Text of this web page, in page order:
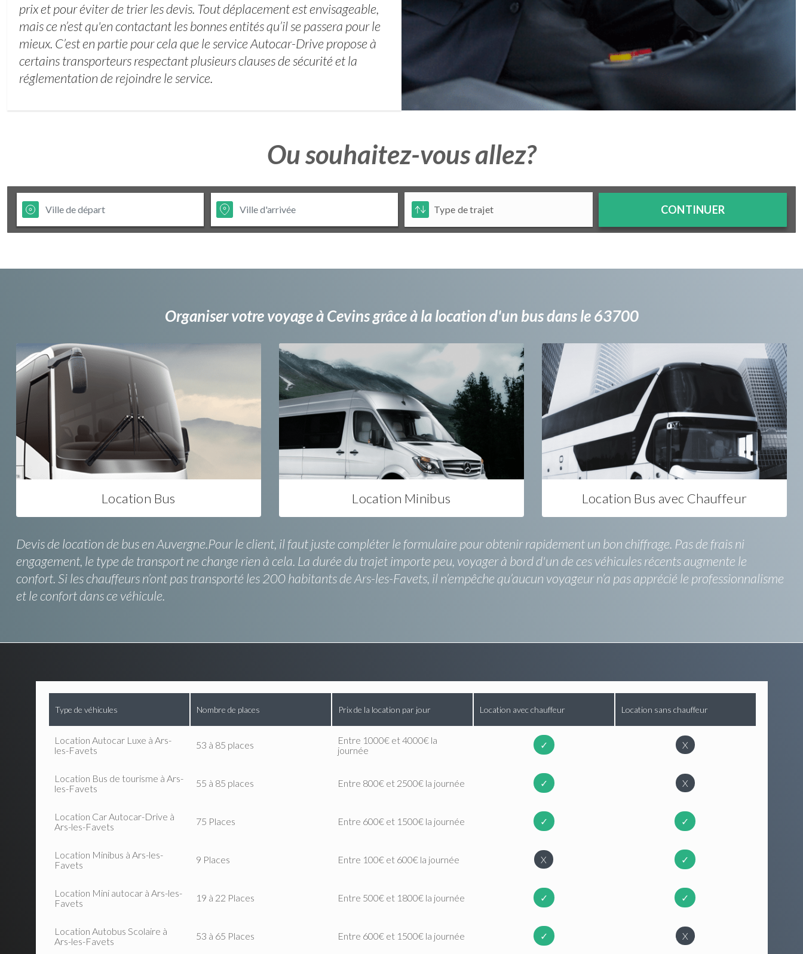
prix et pour éviter de trier les devis. Tout déplacement est envisageable,
mais ce n’est qu'en contactant les bonnes entités qu’il se passera pour le
mieux. C’est en partie pour cela que le service Autocar-Drive propose à
certains transporteurs respectant plusieurs clauses de sécurité et la
réglementation de rejoindre le service.
Ou souhaitez-vous allez?
CONTINUER
Organiser votre voyage à Cevins grâce à la location d'un bus dans le 63700
Location Bus Location Minibus Location Bus avec Chauffeur
Devis de location de bus en Auvergne.Pour le client, il faut juste compléter le formulaire pour obtenir rapidement un bon chiffrage. Pas de frais ni
engagement, le type de transport ne change rien à cela. La durée du trajet importe peu, voyager à bord d'un de ces véhicules récents augmente le
confort. Si les chauffeurs n’ont pas transporté les 200 habitants de Ars-les-Favets, il n’empêche qu’aucun voyageur n’a pas apprécié le professionnalisme
et le confort dans ce véhicule.
Type de véhicules Nombre de places Prix de la location par jour Location avec chauffeur Location sans chauffeur
Location Autocar Luxe à Ars-
les-Favets
53 à 85 places
Entre 1000€ et 4000€ la
journée
✓ X
Location Bus de tourisme à Ars-
les-Favets
55 à 85 places Entre 800€ et 2500€ la journée ✓ X
Location Car Autocar-Drive à
Ars-les-Favets
75 Places Entre 600€ et 1500€ la journée ✓ ✓
Location Minibus à Ars-les-
Favets
9 Places Entre 100€ et 600€ la journée X ✓
Location Mini autocar à Ars-les-
Favets
19 à 22 Places Entre 500€ et 1800€ la journée ✓ ✓
Location Autobus Scolaire à
Ars-les-Favets
53 à 65 Places Entre 600€ et 1500€ la journée ✓ X